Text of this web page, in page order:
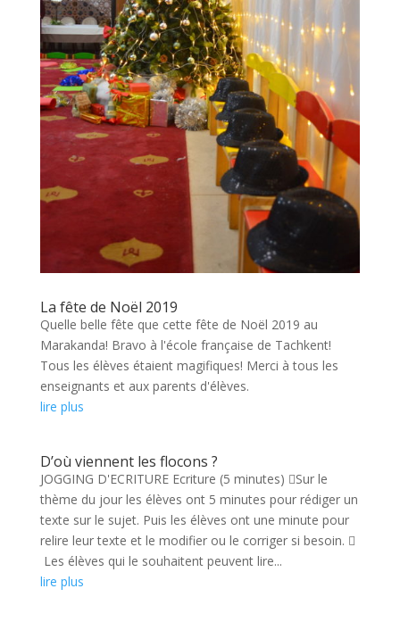
La fête de Noël 2019
Quelle belle fête que cette fête de Noël 2019 au
Marakanda! Bravo à l'école française de Tachkent!
Tous les élèves étaient magifiques! Merci à tous les
enseignants et aux parents d'élèves.
lire plus
D’où viennent les flocons ?
JOGGING D'ECRITURE Ecriture (5 minutes) Sur le
thème du jour les élèves ont 5 minutes pour rédiger un
texte sur le sujet. Puis les élèves ont une minute pour
relire leur texte et le modifier ou le corriger si besoin. 
Les élèves qui le souhaitent peuvent lire...
lire plus